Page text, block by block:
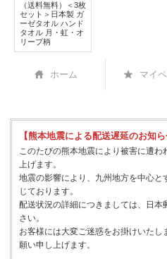
（送料無料）＜3枚
セット＞日本製 ガ
ーゼタオル ハンド
タオル 月・虹・オ
リーブ柄
ホーム マイ
【熊本地震による配送遅延のお知ら
このたびの熊本地震により被害に遭わ
上げます。
地震の影響により、九州地方を中心と
じております。
配送状況の詳細につきましては、日
さい。
お客様には大変ご迷惑をお掛けいた
願い申し上げます。